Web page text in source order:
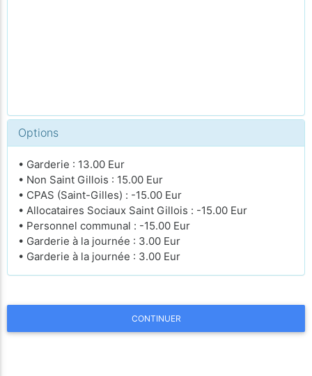
Options
• Garderie : 13.00 Eur
• Non Saint Gillois : 15.00 Eur
• CPAS (Saint-Gilles) : -15.00 Eur
• Allocataires Sociaux Saint Gillois : -15.00 Eur
• Personnel communal : -15.00 Eur
• Garderie à la journée : 3.00 Eur
• Garderie à la journée : 3.00 Eur
CONTINUER